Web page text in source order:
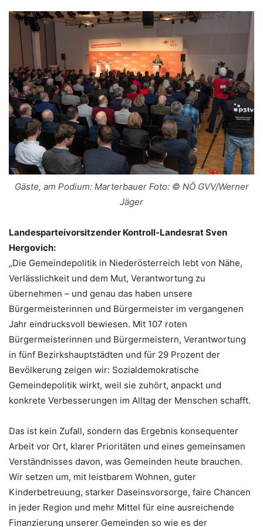
Gäste, am Podium: Marterbauer Foto: © NÖ GVV/Werner
Jäger
Landesparteivorsitzender Kontroll-Landesrat Sven
Hergovich:
„Die Gemeindepolitik in Niederösterreich lebt von Nähe,
Verlässlichkeit und dem Mut, Verantwortung zu
übernehmen – und genau das haben unsere
Bürgermeisterinnen und Bürgermeister im vergangenen
Jahr eindrucksvoll bewiesen. Mit 107 roten
Bürgermeisterinnen und Bürgermeistern, Verantwortung
in fünf Bezirkshauptstädten und für 29 Prozent der
Bevölkerung zeigen wir: Sozialdemokratische
Gemeindepolitik wirkt, weil sie zuhört, anpackt und
konkrete Verbesserungen im Alltag der Menschen schafft.
Das ist kein Zufall, sondern das Ergebnis konsequenter
Arbeit vor Ort, klarer Prioritäten und eines gemeinsamen
Verständnisses davon, was Gemeinden heute brauchen.
Wir setzen um, mit leistbarem Wohnen, guter
Kinderbetreuung, starker Daseinsvorsorge, faire Chancen
in jeder Region und mehr Mittel für eine ausreichende
Finanzierung unserer Gemeinden so wie es der